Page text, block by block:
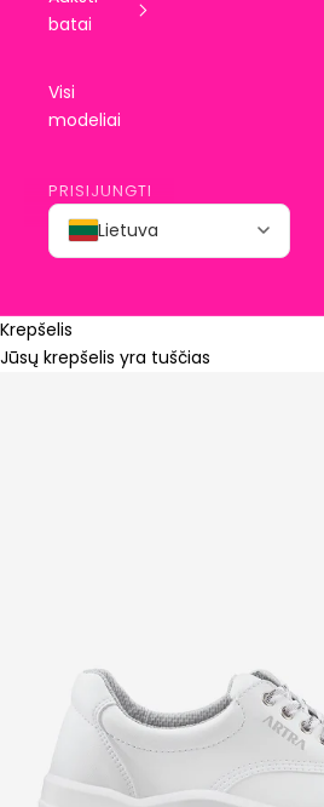
batai
Visi
modeliai
PRISIJUNGTI
Lietuva
Krepšelis
Jūsų krepšelis yra tuščias